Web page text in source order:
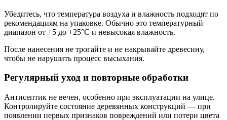
Убедитесь, что температура воздуха и влажность подходят по
рекомендациям на упаковке. Обычно это температурный
диапазон от +5 до +25°C и невысокая влажность.
После нанесения не трогайте и не накрывайте древесину,
чтобы не нарушить процесс высыхания.
Регулярный уход и повторные обработки
Антисептик не вечен, особенно при эксплуатации на улице.
Контролируйте состояние деревянных конструкций — при
появлении первых признаков повреждений или потери цвета